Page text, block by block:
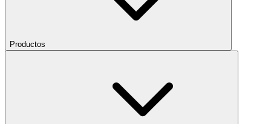
Productos